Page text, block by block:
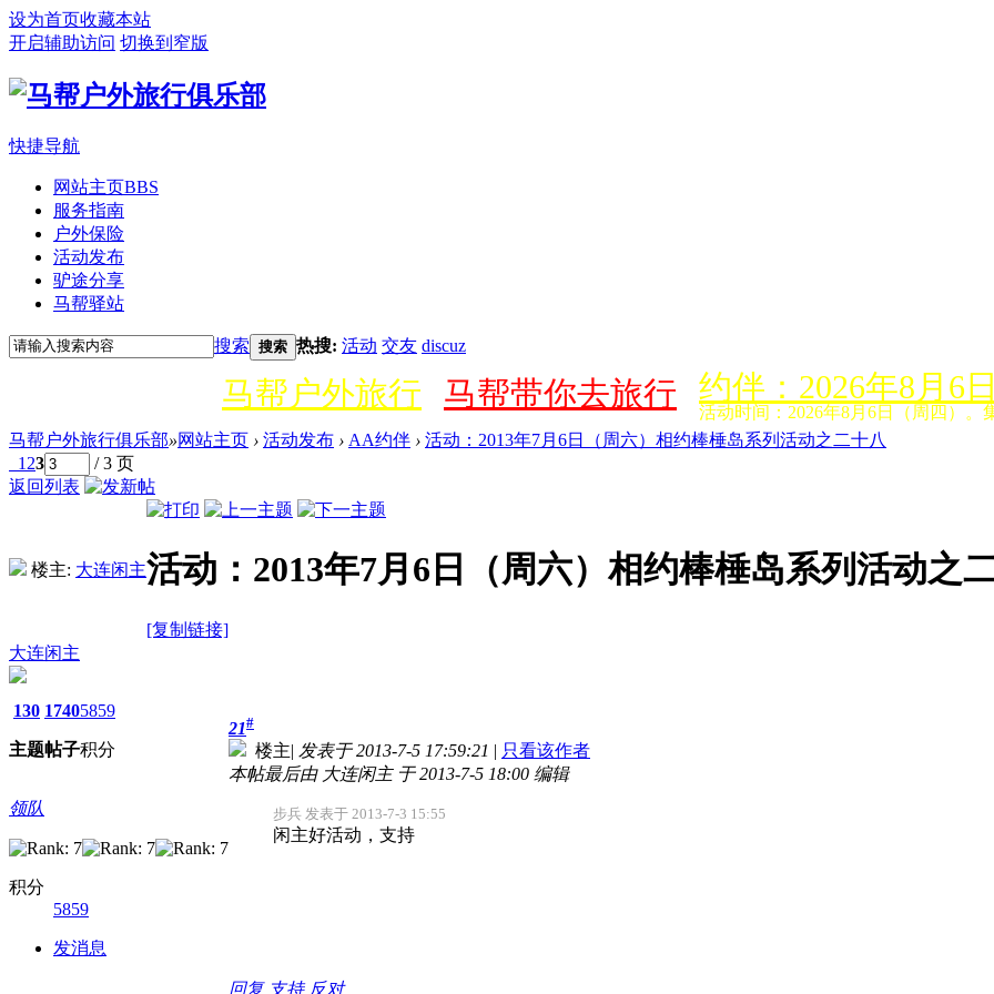
设为首页收藏本站
开启辅助访问 切换到窄版
快捷导航
网站主页BBS
服务指南
户外保险
活动发布
驴途分享
马帮驿站
搜索 搜索 热搜: 活动 交友 discuz
马帮户外旅行 马帮带你去旅行 约伴：2026年8月6
活动时间：2026年8月6日（周四）
马帮户外旅行俱乐部»网站主页 › 活动发布 › AA约伴 › 活动：2013年7月6日（周六）相约棒棰岛系列活动之二十八
1 23
/ 3 页
返回列表
楼主: 大连闲主活动：2013年7月6日（周六）相约棒棰岛系列活动之
[复制链接]
大连闲主
130
主题
1740
帖子
5859
积分
领队
积分
5859
发消息
21#
楼主| 发表于 2013-7-5 17:59:21 | 只看该作者
本帖最后由 大连闲主 于 2013-7-5 18:00 编辑
步兵 发表于 2013-7-3 15:55
闲主好活动，支持
回复 支持 反对